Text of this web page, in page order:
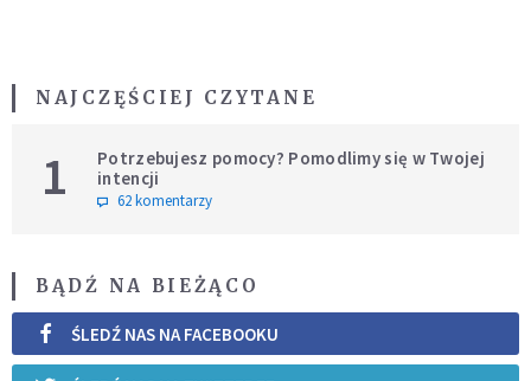
NAJCZĘŚCIEJ CZYTANE
1
Potrzebujesz pomocy? Pomodlimy się w Twojej
intencji
62 komentarzy
BĄDŹ NA BIEŻĄCO
ŚLEDŹ NAS NA FACEBOOKU